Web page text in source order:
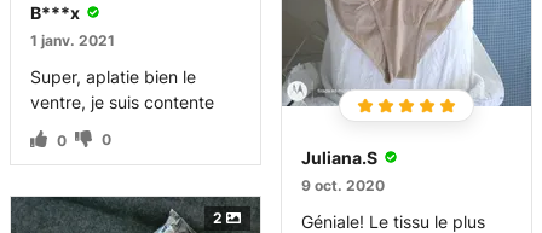
В***x
1 janv. 2021
Super, aplatie bien le
ventre, je suis contente
0 0
Juliana.S
9 oct. 2020
Géniale! Le tissu le plus
2